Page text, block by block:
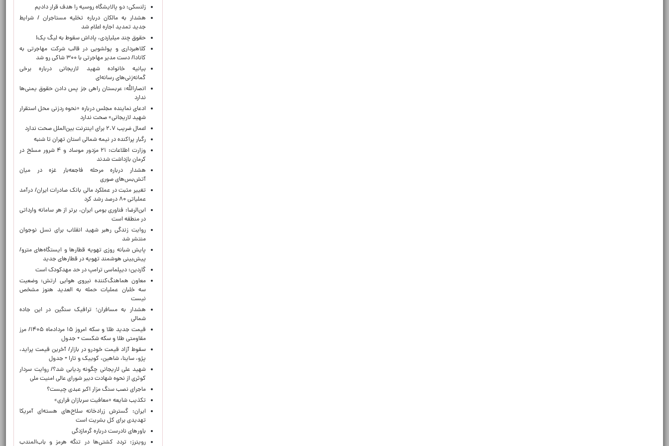
زلنسکی: دو پالایشگاه روسیه را هدف قرار دادیم
هشدار به مالکان درباره تخلیه مستاجران / شرایط
جدید تمدید اجاره اعلام شد
حقوق چند میلیاردی، پاداش سقوط به لیگ یک!
کلاهبرداری و پولشویی در قالب شرکت مهاجرتی به
کانادا/ دست مدیر مهاجرتی با ۳۰۰ شاکی رو شد
بیانیه خانواده شهید لاریجانی درباره برخی
گمانه‌زنی‌های رسانه‌ای
انصارالله: عربستان راهی جز پس دادن حقوق یمنی‌ها
ندارد
ادعای نماینده مجلس درباره «نحوه ردزنی محل استقرار
شهید لاریجانی» صحت ندارد
اعمال ضریب ۲.۷ برای اینترنت بین‌الملل صحت ندارد
رگبار پراکنده در نیمه شمالی استان تهران تا شنبه
وزارت اطلاعات: ۲۱ مزدور موساد و ۴ شرور مسلح در
کرمان بازداشت شدند
هشدار درباره مرحله فاجعه‌بار غزه در میان
آتش‌بس‌های صوری
تغییر مثبت در عملکرد مالی بانک صادرات ایران/ درآمد
عملیاتی ۸۰ درصد رشد کرد
ابن‌الرضا: فناوری بومی ایران، برتر از هر سامانه وارداتی
در منطقه است
روایت زندگی رهبر شهید انقلاب برای نسل نوجوان
منتشر شد
پایش شبانه روزی تهویه قطارها و ایستگاه‌های مترو/
پیش‌بینی هوشمند تهویه در قطارهای جدید
گاردین: دیپلماسی ترامپ در حد مهدکودک است
معاون هماهنگ‌کننده نیروی هوایی ارتش: وضعیت
سه خلبان عملیات حمله به العدید هنوز مشخص
نیست
هشدار به مسافران؛ ترافیک سنگین در این جاده
شمالی
قیمت جدید طلا و سکه امروز ۱۵ مردادماه ۱۴۰۵/ مرز
مقاومتی طلا و سکه شکست + جدول
سقوط آزاد قیمت خودرو در بازار/ آخرین قیمت پراید،
پژو، ساینا، شاهین، کوییک و تارا + جدول
شهید علی لاریجانی چگونه ردیابی شد؟/ روایت سردار
کوثری از نحوه شهادت دبیر شورای عالی امنیت ملی
ماجرای نصب سنگ مزار اکبر عبدی چیست؟
تکذیب شایعه «معافیت سربازان فراری»
ایران: گسترش زرادخانه سلاح‌های هسته‌ای آمریکا
تهدیدی برای کل بشریت است
باورهای نادرست درباره گرمازدگی
رویترز: تردد کشتی‌ها در تنگه هرمز و باب‌المندب